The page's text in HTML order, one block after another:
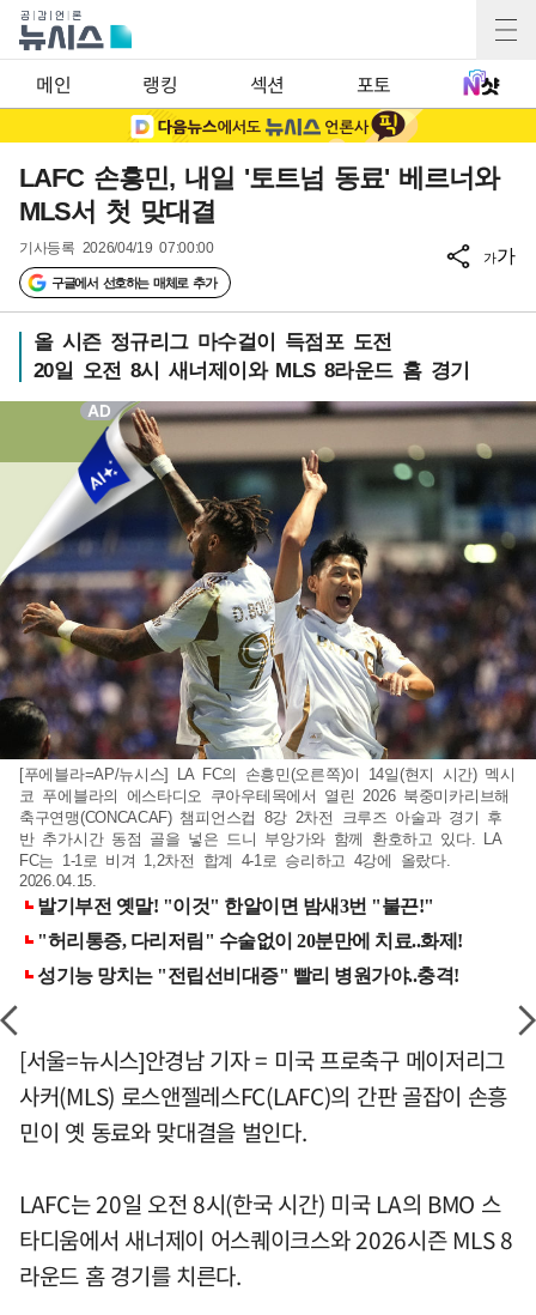
메인 랭킹 섹션 포토
LAFC 손흥민, 내일 '토트넘 동료' 베르너와
MLS서 첫 맞대결
기사등록 2026/04/19 07:00:00
구글에서 선호하는 매체로 추가
가가
올 시즌 정규리그 마수걸이 득점포 도전
20일 오전 8시 새너제이와 MLS 8라운드 홈 경기
[푸에블라=AP/뉴시스] LA FC의 손흥민(오른쪽)이 14일(현지 시간) 멕시
코 푸에블라의 에스타디오 쿠아우테목에서 열린 2026 북중미카리브해
축구연맹(CONCACAF) 챔피언스컵 8강 2차전 크루즈 아술과 경기 후
반 추가시간 동점 골을 넣은 드니 부앙가와 함께 환호하고 있다. LA
FC는 1-1로 비겨 1,2차전 합계 4-1로 승리하고 4강에 올랐다.
2026.04.15.
[서울=뉴시스]안경남 기자 = 미국 프로축구 메이저리그
사커(MLS) 로스앤젤레스FC(LAFC)의 간판 골잡이 손흥
민이 옛 동료와 맞대결을 벌인다.
LAFC는 20일 오전 8시(한국 시간) 미국 LA의 BMO 스
타디움에서 새너제이 어스퀘이크스와 2026시즌 MLS 8
라운드 홈 경기를 치른다.